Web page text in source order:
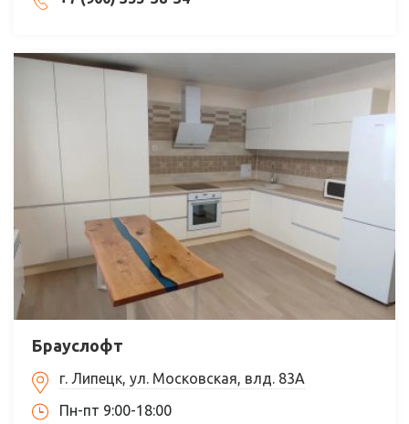
Брауслофт
г. Липецк, ул. Московская, влд. 83А
Пн-пт 9:00-18:00